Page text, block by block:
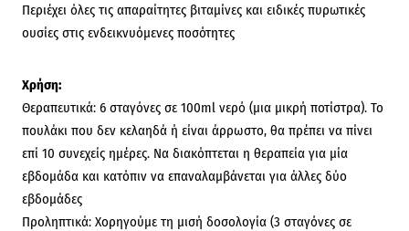
Περιέχει όλες τις απαραίτητες βιταμίνες και ειδικές πυρωτικές
ουσίες στις ενδεικνυόμενες ποσότητες
Χρήση:
Θεραπευτικά: 6 σταγόνες σε 100ml νερό (μια μικρή ποτίστρα). Το
πουλάκι που δεν κελαηδά ή είναι άρρωστο, θα πρέπει να πίνει
επί 10 συνεχείς ημέρες. Να διακόπτεται η θεραπεία για μία
εβδομάδα και κατόπιν να επαναλαμβάνεται για άλλες δύο
εβδομάδες
Προληπτικά: Χορηγούμε τη μισή δοσολογία (3 σταγόνες σε